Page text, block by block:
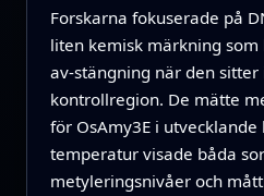
Forskarna fokuserade på
liten kemisk märkning
av-stängning när den sitter
kontrollregion. De mätte
för OsAmy3E i
temperatur visade båda
metyleringsnivåer och